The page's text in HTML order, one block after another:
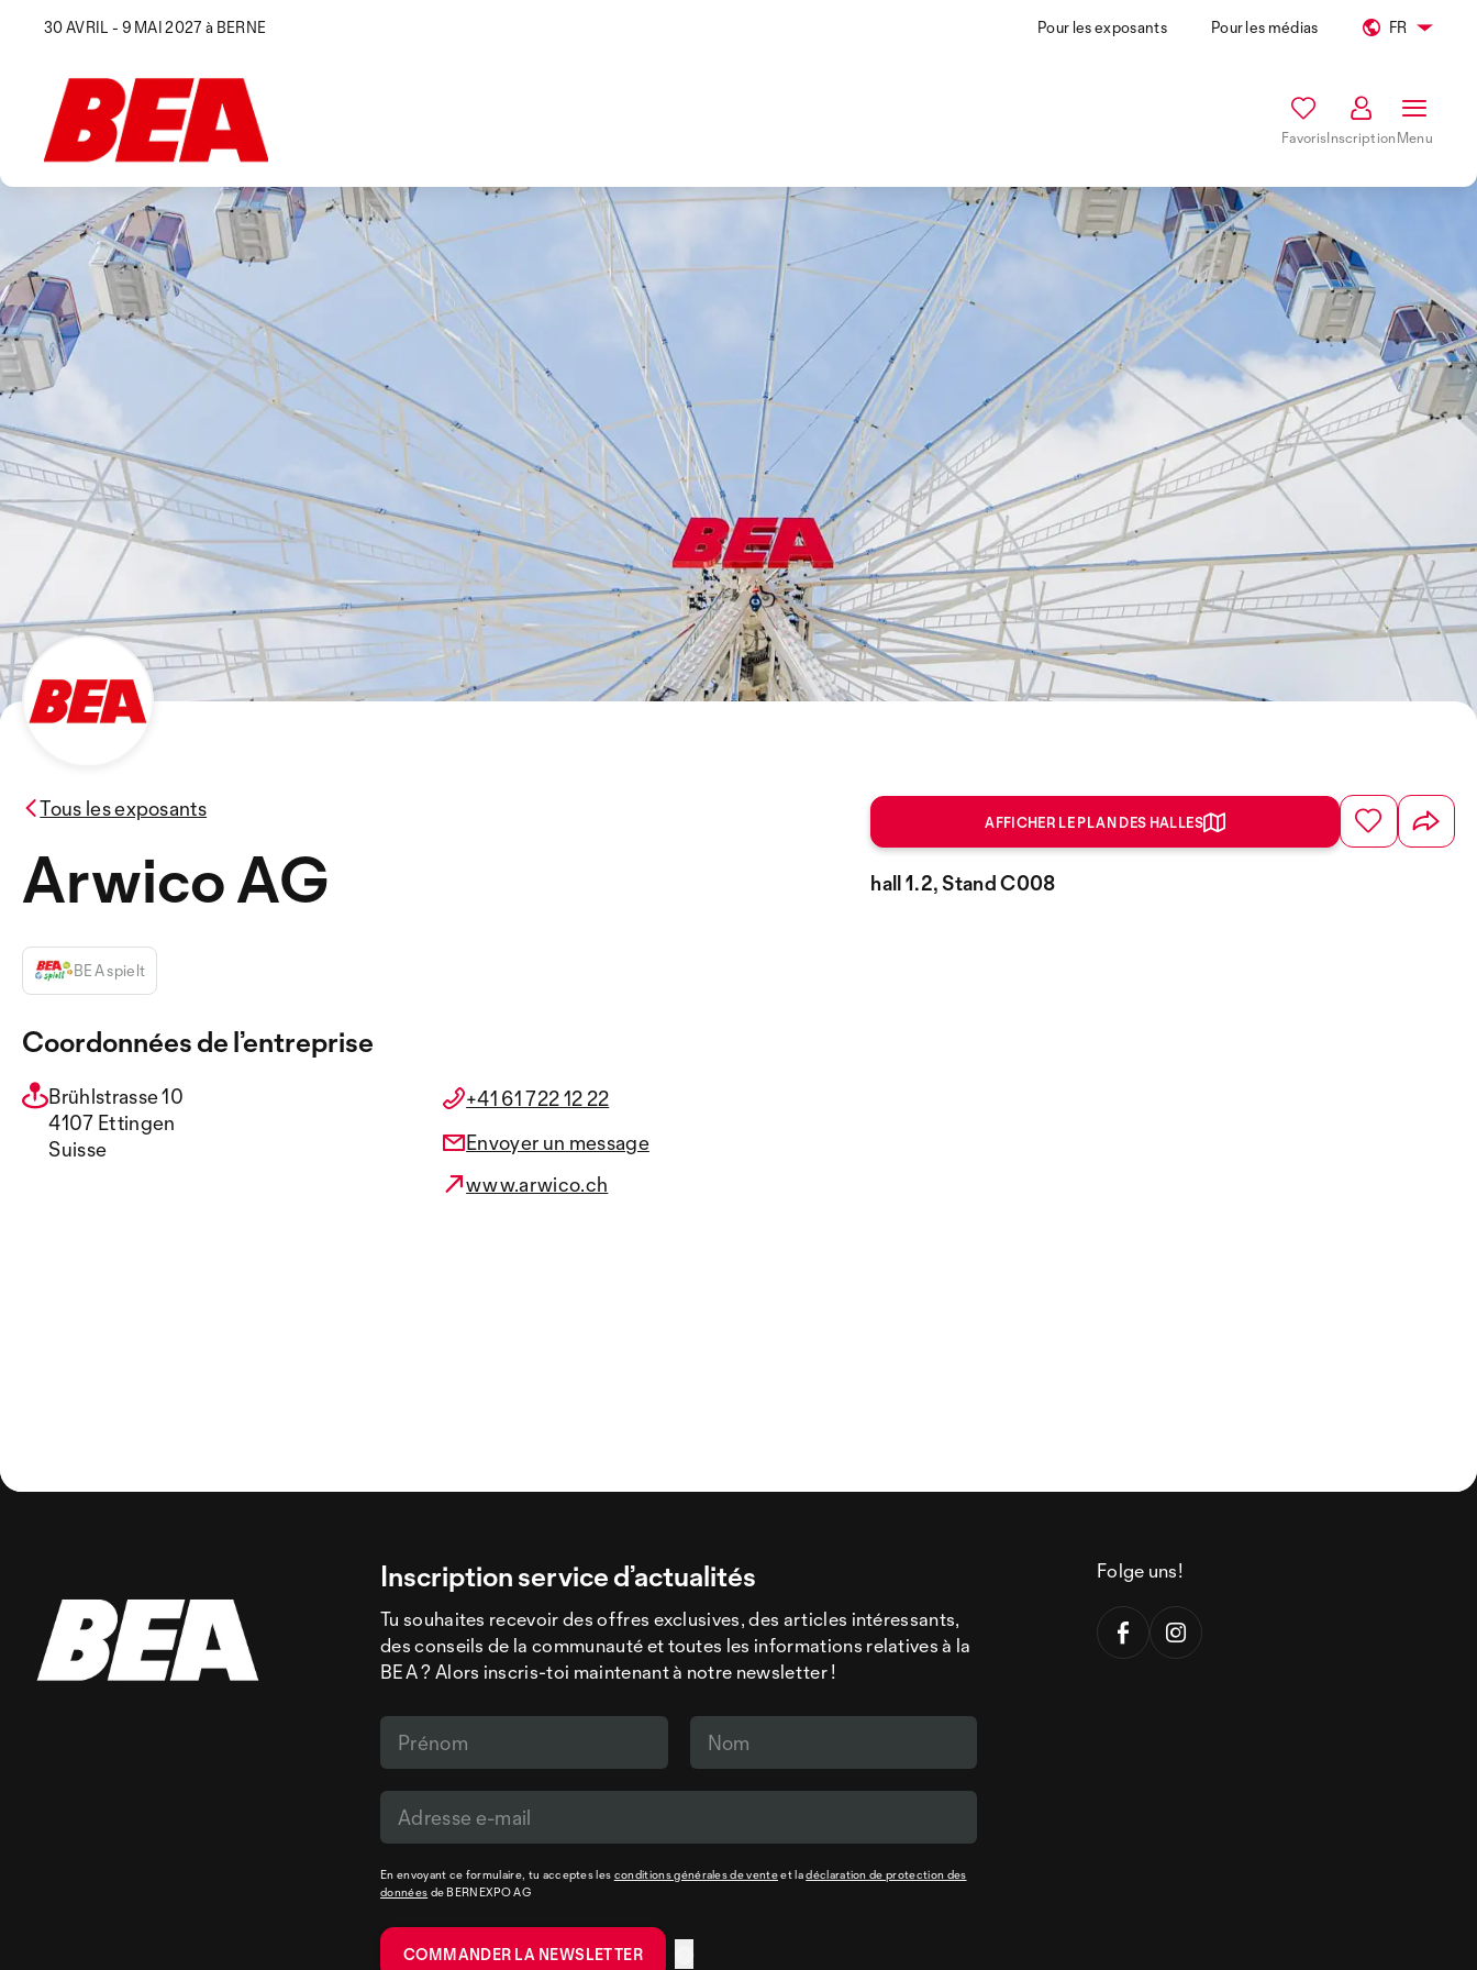
30 AVRIL - 9 MAI 2027 à BERNE Pour les exposants Pour les médias FR
FavorisInscriptionMenu
Tous les exposants
Arwico AG
BEA spielt
AFFICHER LE PLAN DES HALLES
hall 1.2, Stand C008
Coordonnées de l’entreprise
Brühlstrasse 10
4107 Ettingen
Suisse
+41 61 722 12 22
Envoyer un message
www.arwico.ch
Inscription service d’actualités
Tu souhaites recevoir des offres exclusives, des articles intéressants,
des conseils de la communauté et toutes les informations relatives à la
BEA ? Alors inscris-toi maintenant à notre newsletter !
En envoyant ce formulaire, tu acceptes les conditions générales de venteet ladéclaration de protection des
données de BERNEXPO AG
Folge uns!